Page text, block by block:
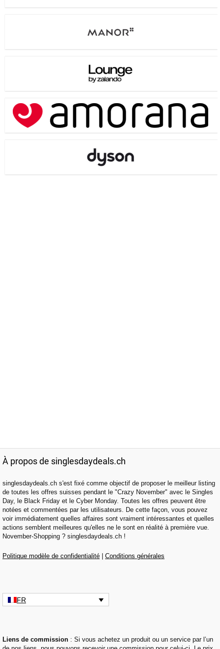
À propos de singlesdaydeals.ch
singlesdaydeals.ch s'est fixé comme objectif de proposer le meilleur listing
de toutes les offres suisses pendant le "Crazy November" avec le Singles
Day, le Black Friday et le Cyber Monday. Toutes les offres peuvent être
notées et commentées par les utilisateurs. De cette façon, vous pouvez
voir immédiatement quelles affaires sont vraiment intéressantes et quelles
actions semblent meilleures qu'elles ne le sont en réalité à première vue.
November-Shopping ? singlesdaydeals.ch !
Politique modèle de confidentialité Conditions générales
FR
Liens de commission : Si vous achetez un produit ou un service par l’un